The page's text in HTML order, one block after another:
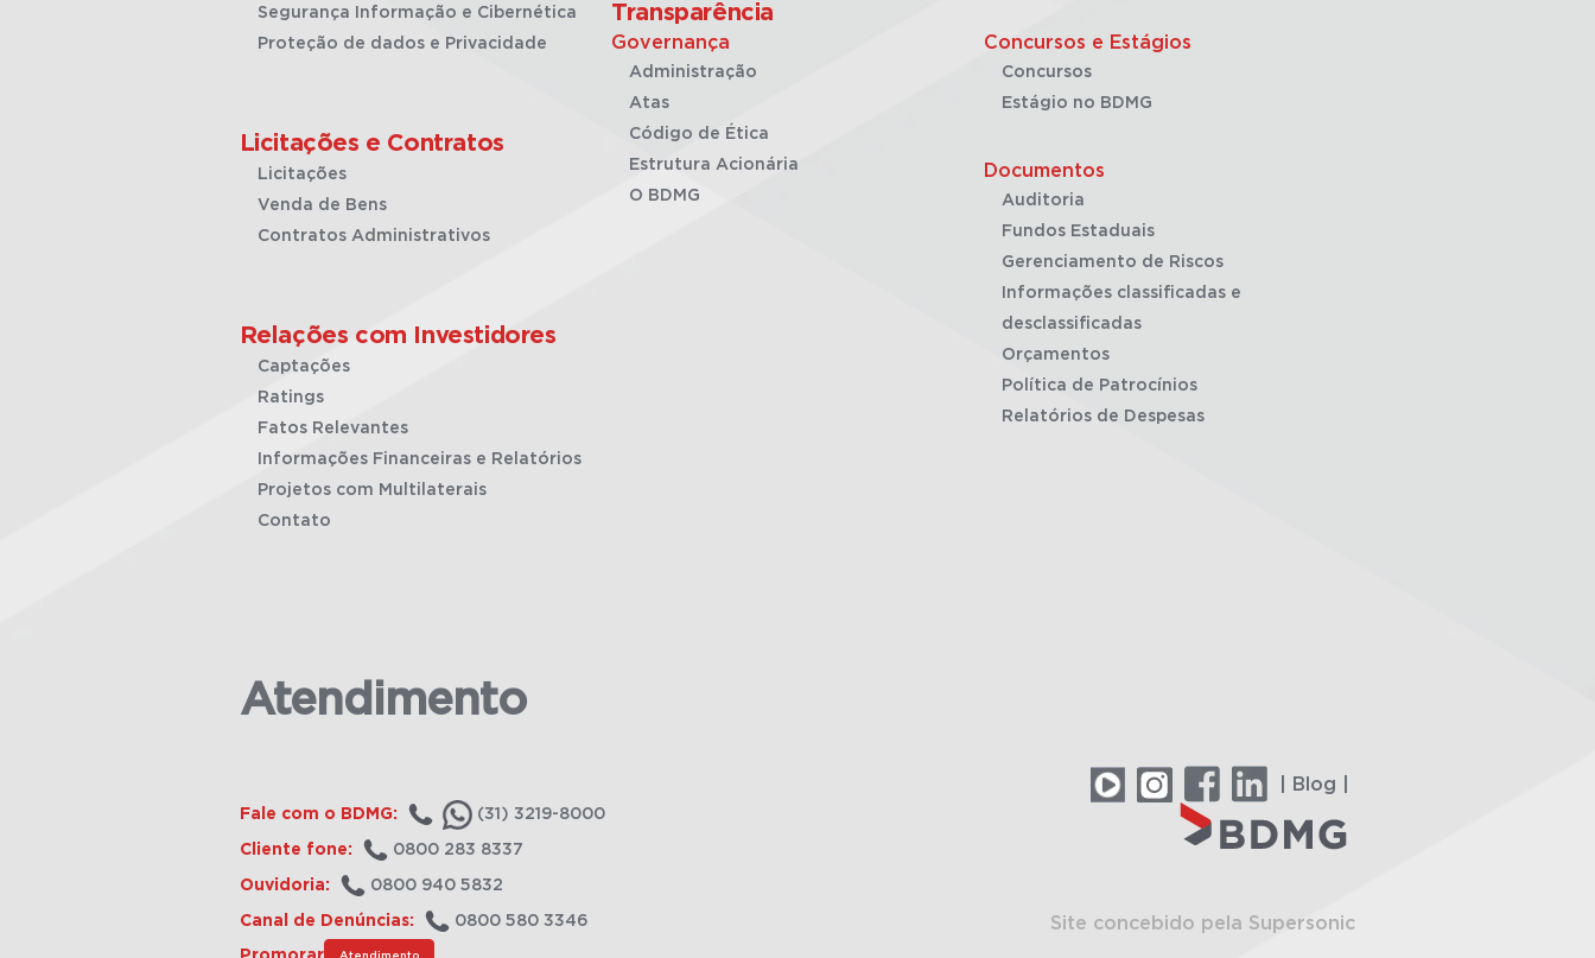
Segurança Informação e Cibernética
Proteção de dados e Privacidade
Licitações e Contratos
Licitações
Venda de Bens
Contratos Administrativos
Relações com Investidores
Captações
Ratings
Fatos Relevantes
Informações Financeiras e Relatórios
Projetos com Multilaterais
Contato
Transparência
Governança
Administração
Atas
Código de Ética
Estrutura Acionária
O BDMG
Concursos e Estágios
Concursos
Estágio no BDMG
Documentos
Auditoria
Fundos Estaduais
Gerenciamento de Riscos
Informações classificadas e
desclassificadas
Orçamentos
Política de Patrocínios
Relatórios de Despesas
Atendimento
Fale com o BDMG: (31) 3219-8000
Cliente fone: 0800 283 8337
Ouvidoria: 0800 940 5832
Canal de Denúncias: 0800 580 3346
Atendimento
| Blog |
Site concebido pela Supersonic